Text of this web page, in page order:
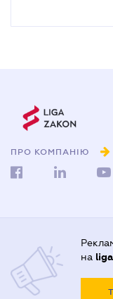
ПРО КОМПАНІЮ
на